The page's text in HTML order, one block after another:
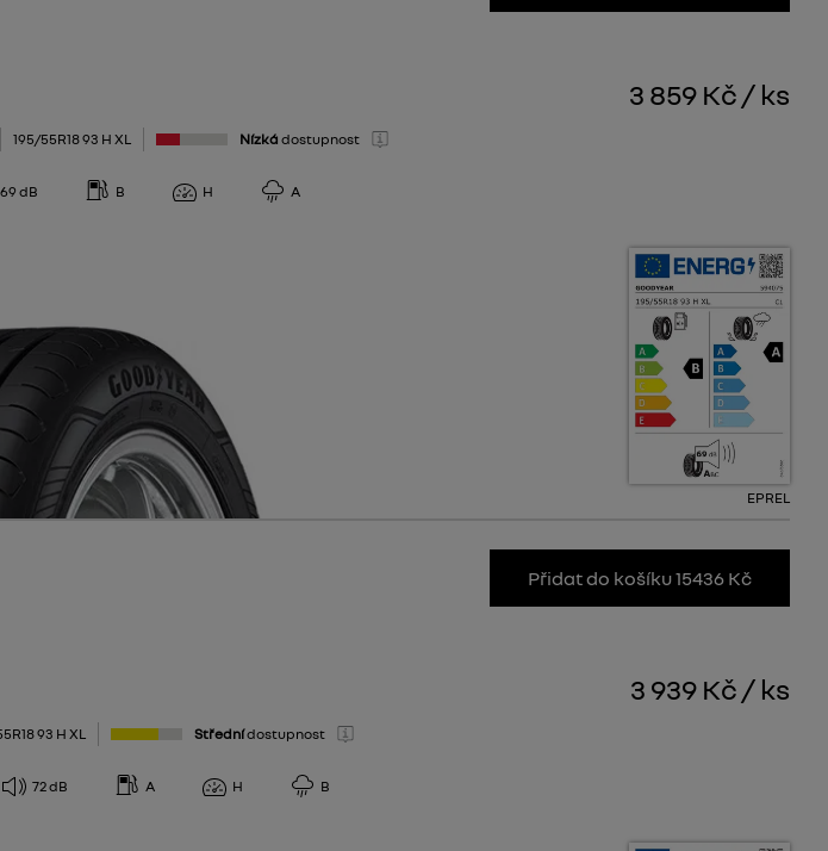
3 859 Kč / ks
195/55R18 93 H XL Nízká dostupnost
69 dB B H A
EPREL
Přidat do košíku 15436 Kč
3 939 Kč / ks
93 H XL Střednídostupnost
72dB A H B